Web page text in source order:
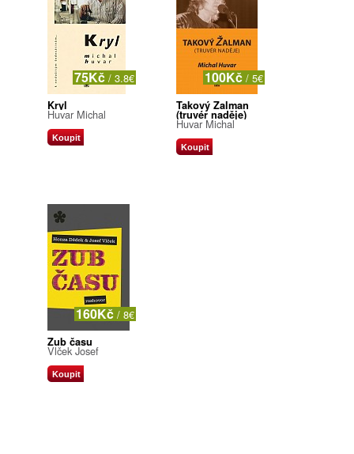
75Kč / 3.8€
Kryl
Huvar Michal
Koupit
100Kč / 5€
Takový Žalman
(truvér naděje)
Huvar Michal
Koupit
160Kč / 8€
Zub času
Vlček Josef
Koupit